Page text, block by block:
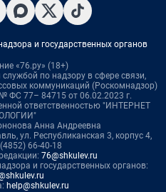
и государственных органов
«76.ру» (18+)
по надзору в сфере связи,
коммуникаций (Роскомнадзор)
ФС 77– 84715 от 06.02.2023 г.
ответственностью "ИНТЕРНЕТ
Анна Андреевна
ул. Республиканская 3, корпус 4,
66-40-18
76@shkulev.ru
и государственных органов:
help@shkulev.ru